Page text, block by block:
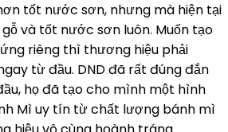
tốt nước sơn, nhưng mà hiện tại
và tốt nước sơn luôn. Muốn tạo
riêng thì thương hiệu phải
từ đầu. DND đã rất đúng đắn
họ đã tạo cho mình một hình
Mì uy tín từ chất lượng bánh mì